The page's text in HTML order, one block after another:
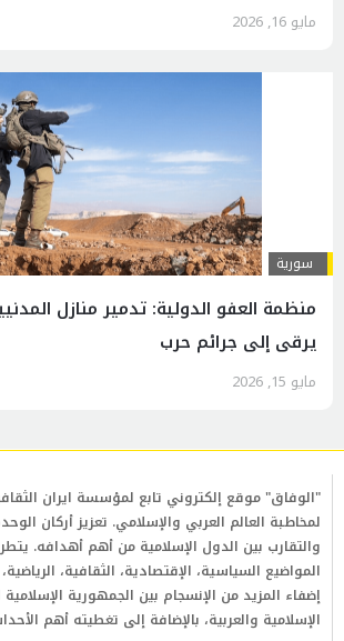
مايو 16, 2026
سورية
منظمة العفو الدولية: تدمير منازل
يرقى إلى جرائم حرب
مايو 15, 2026
"الوفاق" موقع إلكتروني تابع لمؤسسة ايران
لمخاطبة العالم العربي والإسلامي. تعزيز أركان
والتقارب بين الدول الإسلامية من أهم أهدافه.
المواضيع السياسية، الإقتصادية، الثقافية،
إضفاء المزيد من الإنسجام بين الجمهورية الإسلامية
الإسلامية والعربية، بالإضافة إلى تغطيته أهم